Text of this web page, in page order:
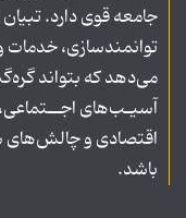
جامعه قوی دارد.
توانمندسازی، خدمات و
می‌دهد که بتواند
آسیـب‌های
اقتصادی و چالش‌های
باشد.